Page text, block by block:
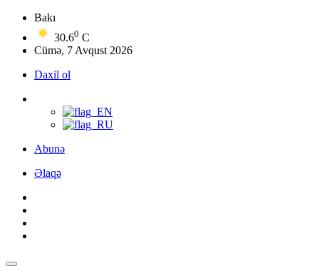
Bakı
30.60 C
Cümə, 7 Avqust 2026
Daxil ol
Abunə
Əlaqə